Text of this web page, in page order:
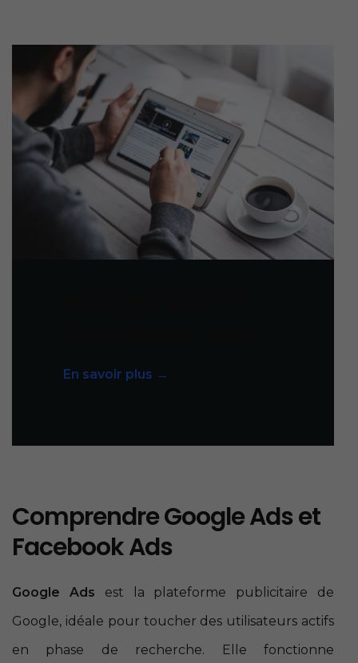
En savoir plus →
Comprendre Google Ads et
Facebook Ads
Google Ads est la plateforme publicitaire de
Google, idéale pour toucher des utilisateurs actifs
en phase de recherche. Elle fonctionne